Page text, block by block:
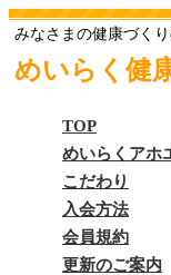
みなさまの健康づく
めいらく健
TOP
めいらくアホ
こだわり
入会方法
会員規約
更新のご案内